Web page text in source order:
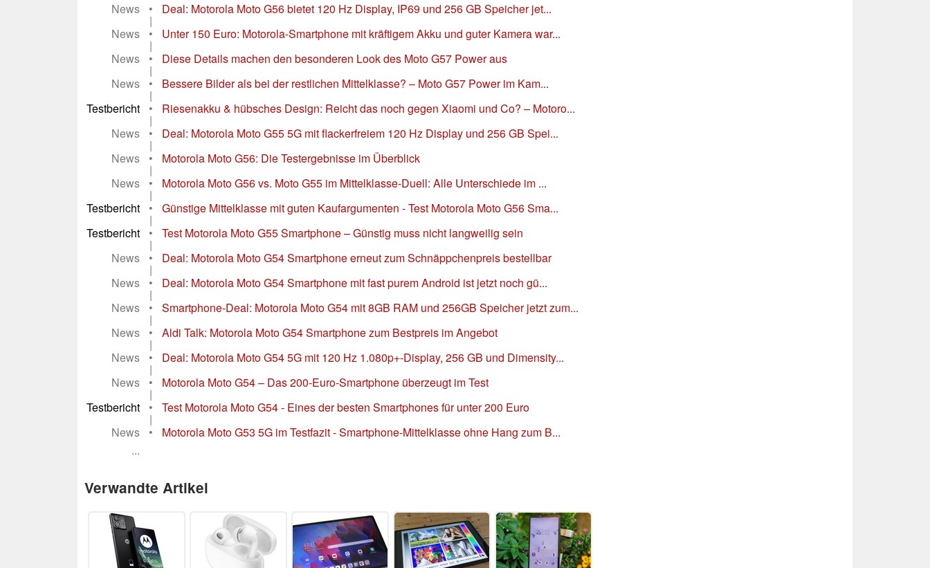
News
• Deal: Motorola Moto G56 bietet 120 Hz Display, IP69 und 256 GB Speicher jet...
|
News
• Unter 150 Euro: Motorola-Smartphone mit kräftigem Akku und guter Kamera war...
|
News
• Diese Details machen den besonderen Look des Moto G57 Power aus
|
News
• Bessere Bilder als bei der restlichen Mittelklasse? – Moto G57 Power im Kam...
|
Testbericht
• Riesenakku & hübsches Design: Reicht das noch gegen Xiaomi und Co? – Motoro...
|
News
• Deal: Motorola Moto G55 5G mit flackerfreiem 120 Hz Display und 256 GB Spei...
|
News
• Motorola Moto G56: Die Testergebnisse im Überblick
|
News
• Motorola Moto G56 vs. Moto G55 im Mittelklasse-Duell: Alle Unterschiede im ...
|
Testbericht
• Günstige Mittelklasse mit guten Kaufargumenten - Test Motorola Moto G56 Sma...
|
Testbericht
• Test Motorola Moto G55 Smartphone – Günstig muss nicht langweilig sein
|
News
• Deal: Motorola Moto G54 Smartphone erneut zum Schnäppchenpreis bestellbar
|
News
• Deal: Motorola Moto G54 Smartphone mit fast purem Android ist jetzt noch gü...
|
News
• Smartphone-Deal: Motorola Moto G54 mit 8GB RAM und 256GB Speicher jetzt zum...
|
News
• Aldi Talk: Motorola Moto G54 Smartphone zum Bestpreis im Angebot
|
News
• Deal: Motorola Moto G54 5G mit 120 Hz 1.080p+-Display, 256 GB und Dimensity...
|
News
• Motorola Moto G54 – Das 200-Euro-Smartphone überzeugt im Test
|
Testbericht
• Test Motorola Moto G54 - Eines der besten Smartphones für unter 200 Euro
|
News
•
Motorola Moto G53 5G im Testfazit - Smartphone-Mittelklasse ohne Hang zum B...
...
Verwandte Artikel